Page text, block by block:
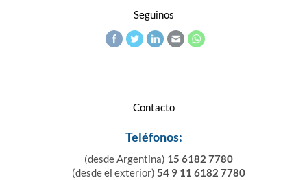
Seguinos
Contacto
Teléfonos:
(desde Argentina) 15 6182 7780
(desde el exterior) 54 9 11 6182 7780